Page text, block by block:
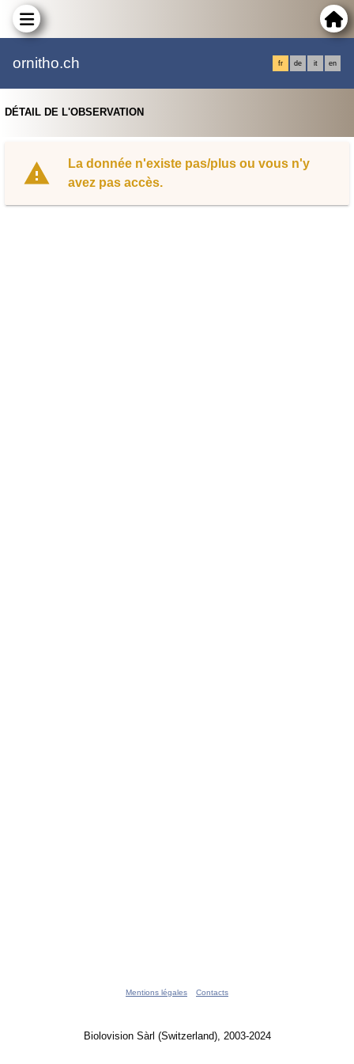
ornitho.ch fr de it en
DÉTAIL DE L'OBSERVATION
La donnée n'existe pas/plus ou vous n'y
avez pas accès.
Mentions légales Contacts
Biolovision Sàrl (Switzerland), 2003-2024